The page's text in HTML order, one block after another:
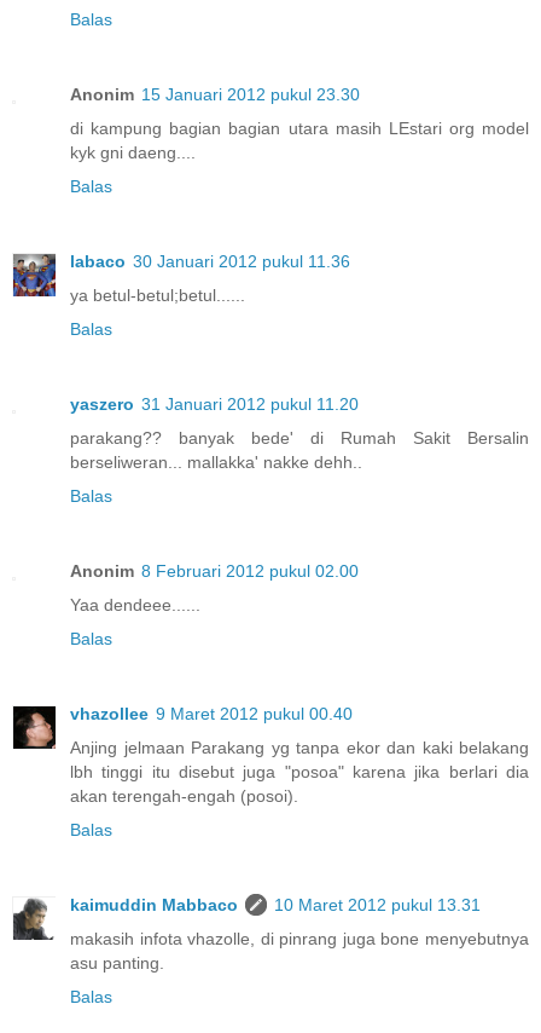
Balas
Anonim 15 Januari 2012 pukul 23.30
di kampung bagian bagian utara masih LEstari org model
kyk gni daeng....
Balas
labaco 30 Januari 2012 pukul 11.36
ya betul-betul;betul......
Balas
yaszero 31 Januari 2012 pukul 11.20
parakang?? banyak bede' di Rumah Sakit Bersalin
berseliweran... mallakka' nakke dehh..
Balas
Anonim 8 Februari 2012 pukul 02.00
Yaa dendeee......
Balas
vhazollee 9 Maret 2012 pukul 00.40
Anjing jelmaan Parakang yg tanpa ekor dan kaki belakang
lbh tinggi itu disebut juga "posoa" karena jika berlari dia
akan terengah-engah (posoi).
Balas
kaimuddin Mabbaco
10 Maret 2012 pukul 13.31
makasih infota vhazolle, di pinrang juga bone menyebutnya
asu panting.
Balas